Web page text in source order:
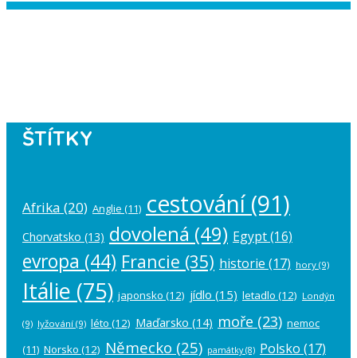
ŠTÍTKY
Afrika (20) Anglie (11) cestování(91)
Chorvatsko (13) dovolená (49) Egypt(16)
evropa (44) Francie (35) historie (17) hory (9)
Itálie (75) japonsko (12) jídlo (15) letadlo (12) Londýn
(9) lyžování (9) léto (12) Maďarsko (14) moře (23) nemoc
(11) Norsko (12) Německo (25) památky(8) Polsko (17)